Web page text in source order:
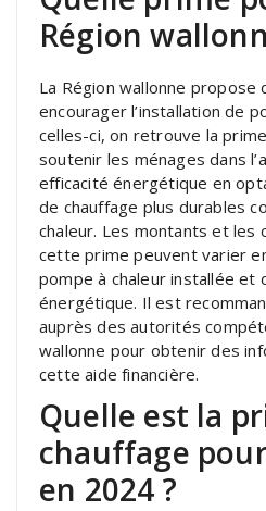
Région
La Région wallonne
encourager l’installation de
celles-ci, on retrouve la
soutenir les ménages dans
efficacité énergétique en
de chauffage plus durables
chaleur. Les montants et les
cette prime peuvent varier
pompe à chaleur installée et
énergétique. Il est
auprès des autorités
wallonne pour obtenir des
cette aide financière.
Quelle est la
chauffage
en 2024 ?